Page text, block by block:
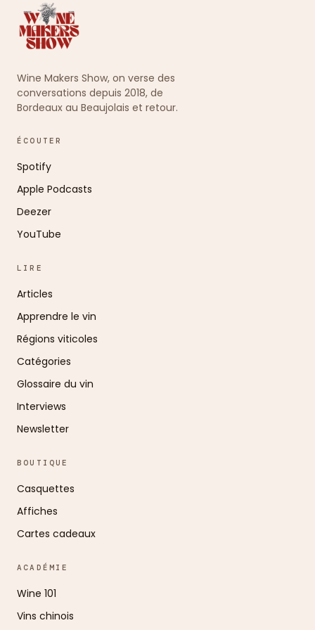
Wine Makers Show, on verse des
conversations depuis 2018, de
Bordeaux au Beaujolais et retour.
ÉCOUTER
Spotify
Apple Podcasts
Deezer
YouTube
LIRE
Articles
Apprendre le vin
Régions viticoles
Catégories
Glossaire du vin
Interviews
Newsletter
BOUTIQUE
Casquettes
Affiches
Cartes cadeaux
ACADÉMIE
Wine 101
Vins chinois